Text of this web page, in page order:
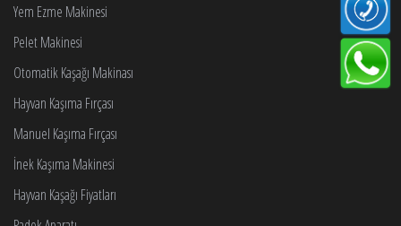
Yem Ezme Makinesi
Pelet Makinesi
Otomatik Kaşağı Makinası
Hayvan Kaşıma Fırçası
Manuel Kaşıma Fırçası
İnek Kaşıma Makinesi
Hayvan Kaşağı Fiyatları